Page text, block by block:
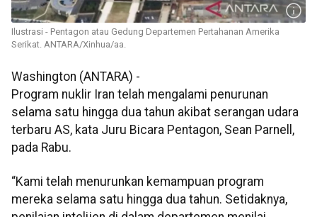
Ilustrasi - Pentagon atau Gedung Departemen Pertahanan Amerika
Serikat. ANTARA/Xinhua/aa.
Washington (ANTARA) -
Program nuklir Iran telah mengalami penurunan
selama satu hingga dua tahun akibat serangan udara
terbaru AS, kata Juru Bicara Pentagon, Sean Parnell,
pada Rabu.
“Kami telah menurunkan kemampuan program
mereka selama satu hingga dua tahun. Setidaknya,